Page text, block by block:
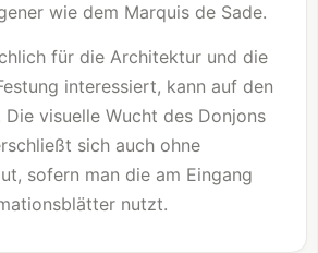
wie dem Marquis de Sade.
für die Architektur und die
interessiert, kann auf den
visuelle Wucht des Donjons
sich auch ohne
sofern man die am Eingang
nutzt.